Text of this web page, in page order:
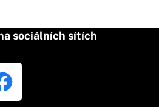
sociálních sítích